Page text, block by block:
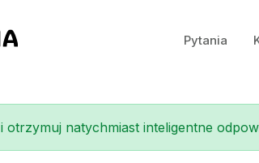
Pytania
otrzymuj natychmiast inteligentne